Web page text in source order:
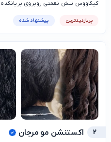
کیکاووس نبش نعمتی روبروی بریانکده آيدا پلاک ۳۸۳ .
پربازدیدترین پیشنهاد شده
2 اکستنشن مو مرجان